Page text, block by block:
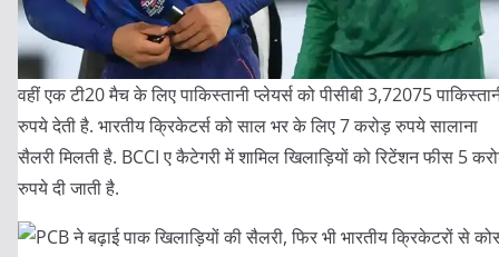
वहीं एक टी20 मैच के लिए पाकिस्तानी प्लेयर्स को पीसीबी 3,72075
रुपये देती है. भारतीय क्रिकेटर्स को साल भर के लिए 7 करोड़ रुपये सालाना
सैलरी मिलती है. BCCI ए कैटेगरी में शामिल खिलाड़ियों को रिटेंशन फीस 5
रुपये दी जाती है.